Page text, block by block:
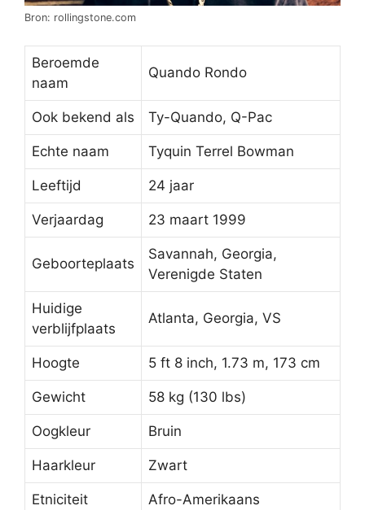
Bron: rollingstone.com
Beroemde
naam
Quando Rondo
Ook bekend als Ty-Quando, Q-Pac
Echte naam Tyquin Terrel Bowman
Leeftijd 24 jaar
Verjaardag 23 maart 1999
Geboorteplaats
Savannah, Georgia,
Verenigde Staten
Huidige
verblijfplaats
Atlanta, Georgia, VS
Hoogte 5 ft 8 inch, 1.73 m, 173 cm
Gewicht 58 kg (130 lbs)
Oogkleur Bruin
Haarkleur Zwart
Etniciteit Afro-Amerikaans